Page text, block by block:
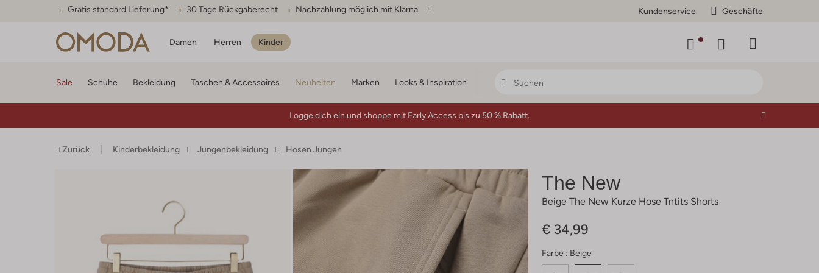
Gratis standard Lieferung* 30 Tage Rückgaberecht Nachzahlung möglich mit Klarna Kundenservice Geschäfte
Damen Herren Kinder
Sale Schuhe Bekleidung Taschen & Accessoires Neuheiten Marken Looks & Inspiration
Logge dich ein und shoppe mit Early Access bis zu 50 % Rabatt.
Zurück Kinderbekleidung Jungenbekleidung Hosen Jungen
The New
Beige The New Kurze Hose Tntits Shorts
€ 34,99
Farbe : Beige